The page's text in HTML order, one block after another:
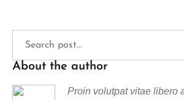
About the author
Proin volutpat vitae libero